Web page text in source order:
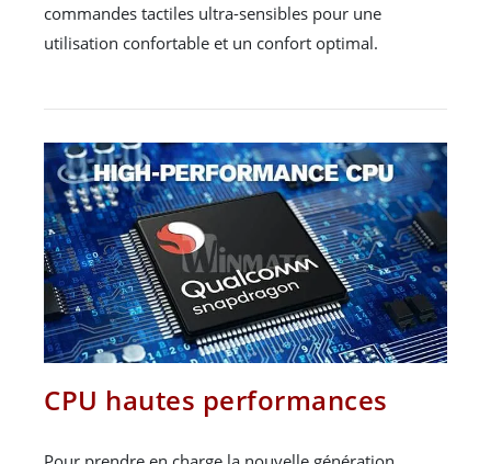
commandes tactiles ultra-sensibles pour une
utilisation confortable et un confort optimal.
CPU hautes performances